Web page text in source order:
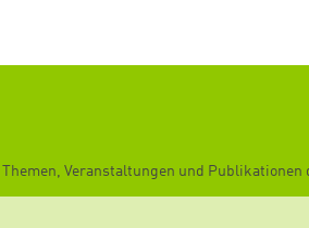
Veranstaltungen und